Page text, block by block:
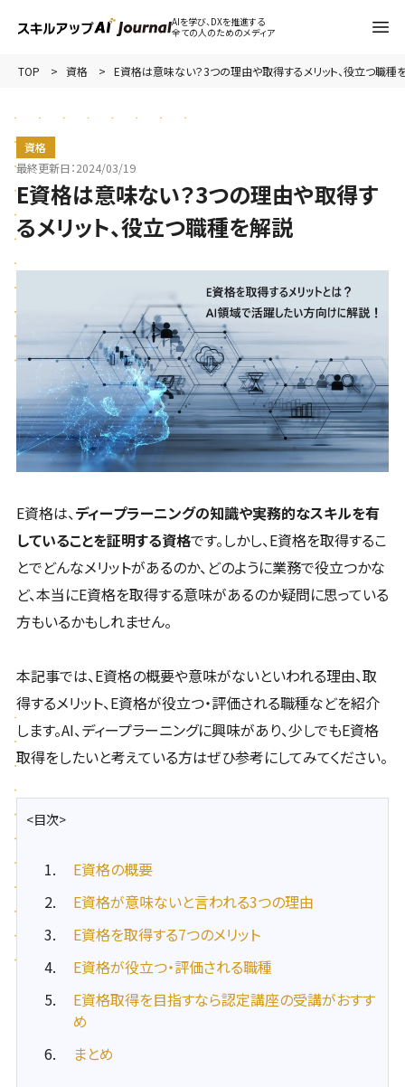
AIを学び、DXを推進する
全ての人のためのメディア
TOP 資格 E資格は意味ない？3つの理由や取得するメリット、役立つ職種
資格
最終更新日：2024/03/19
E資格は意味ない？3つの理由や取得す
るメリット、役立つ職種を解説
E資格は、ディープラーニングの知識や実務的なスキルを有
していることを証明する資格です。しかし、E資格を取得するこ
とでどんなメリットがあるのか、どのように業務で役立つかな
ど、本当にE資格を取得する意味があるのか疑問に思っている
方もいるかもしれません。
本記事では、E資格の概要や意味がないといわれる理由、取
得するメリット、E資格が役立つ・評価される職種などを紹介
します。AI、ディープラーニングに興味があり、少しでもE資格
取得をしたいと考えている方はぜひ参考にしてみてください。
<目次>
E資格の概要
E資格が意味ないと言われる3つの理由
E資格を取得する7つのメリット
E資格が役立つ・評価される職種
E資格取得を目指すなら認定講座の受講がおすす
め
まとめ